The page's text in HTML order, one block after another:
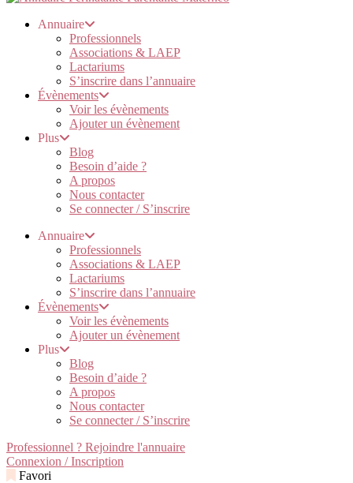
Annuaire
Professionnels
Associations & LAEP
Lactariums
S’inscrire dans l’annuaire
Évènements
Voir les évènements
Ajouter un évènement
Plus
Blog
Besoin d’aide ?
A propos
Nous contacter
Se connecter / S’inscrire
Annuaire
Professionnels
Associations & LAEP
Lactariums
S’inscrire dans l’annuaire
Évènements
Voir les évènements
Ajouter un évènement
Plus
Blog
Besoin d’aide ?
A propos
Nous contacter
Se connecter / S’inscrire
Professionnel ? Rejoindre l'annuaire
Connexion / Inscription
Favori